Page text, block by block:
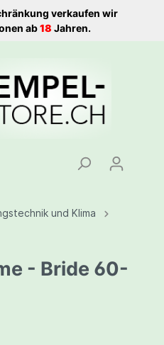
verkaufen wir
ab18 Jahren.
und Klima
- Bride 60-